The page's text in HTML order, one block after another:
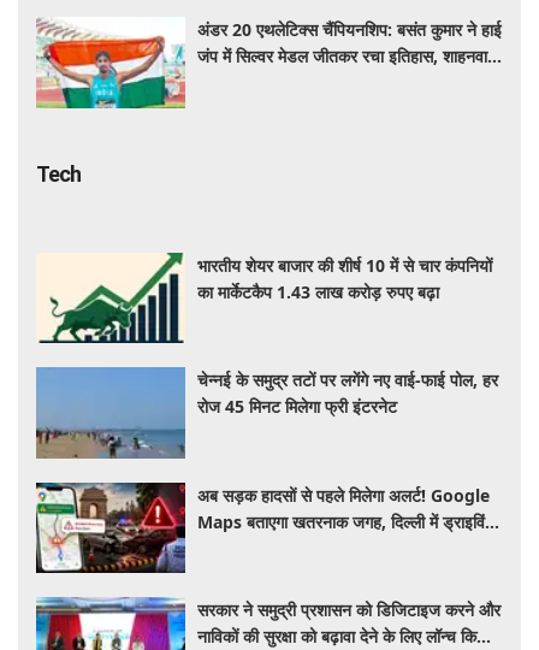
अंडर 20 एथलेटिक्स चैंपियनशिप: बसंत कुमार ने हाई
जंप में सिल्वर मेडल जीतकर रचा इतिहास, शाहनवाज
Tech
भारतीय शेयर बाजार की शीर्ष 10 में से चार कंपनियों
का मार्केटकैप 1.43 लाख करोड़ रुपए बढ़ा
चेन्नई के समुद्र तटों पर लगेंगे नए वाई-फाई पोल, हर
रोज 45 मिनट मिलेगा फ्री इंटरनेट
अब सड़क हादसों से पहले मिलेगा अलर्ट! Google
Maps बताएगा खतरनाक जगह, दिल्ली में ड्राइविंग
सरकार ने समुद्री प्रशासन को डिजिटाइज करने और
नाविकों की सुरक्षा को बढ़ावा देने के लिए लॉन्च किया